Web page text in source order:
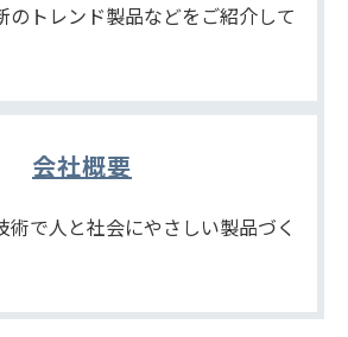
のトレンド製品などをご紹介して
会社概要
術で人と社会にやさしい製品づく